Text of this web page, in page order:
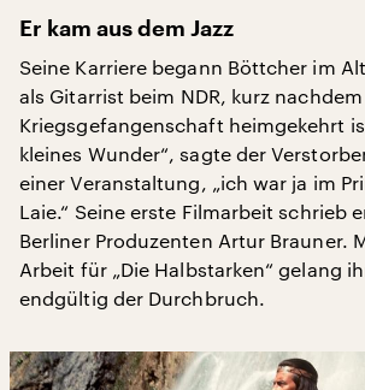
Er kam aus dem Jazz
Seine Karriere begann Böttcher im
als Gitarrist beim NDR, kurz
Kriegsgefangenschaft heimgekehrt
kleines Wunder“, sagte der
einer Veranstaltung, „ich war ja im
Laie.“ Seine erste Filmarbeit schrieb
Berliner Produzenten Artur Brauner.
Arbeit für „Die Halbstarken“ gelang
endgültig der Durchbruch.